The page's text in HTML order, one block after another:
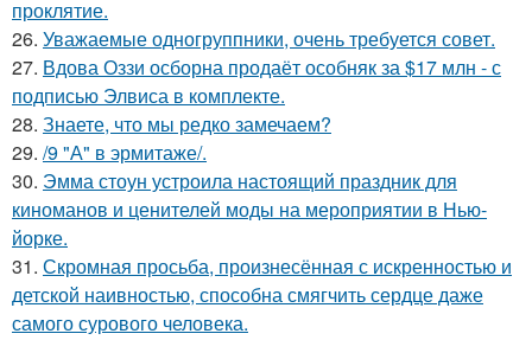
проклятие.
26. Уважаемые одногруппники, очень требуется совет.
27. Вдова Оззи осборна продаёт особняк за $17 млн - с
подписью Элвиса в комплекте.
28. Знаете, что мы редко замечаем?
29. /9 "А" в эрмитаже/.
30. Эмма стоун устроила настоящий праздник для
киноманов и ценителей моды на мероприятии в Нью-
йорке.
31. Скромная просьба, произнесённая с искренностью и
детской наивностью, способна смягчить сердце даже
самого сурового человека.